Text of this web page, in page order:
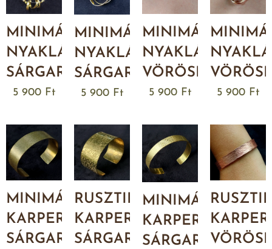
MINIMÁL
NYAKLÁNC
SÁRGARÉZBŐL
5 900 Ft
MINIMÁL
NYAKLÁNC
SÁRGARÉZBŐL
5 900 Ft
MINIMÁL
NYAKLÁNC
VÖRÖSRÉZBŐL
5 900 Ft 5 900 Ft
MINIMÁL
KARPEREC
SÁRGARÉZBŐL
RUSZTIKUS
KARPEREC
SÁRGARÉZBŐL
MINIMÁL
KARPEREC
SÁRGARÉZBŐL